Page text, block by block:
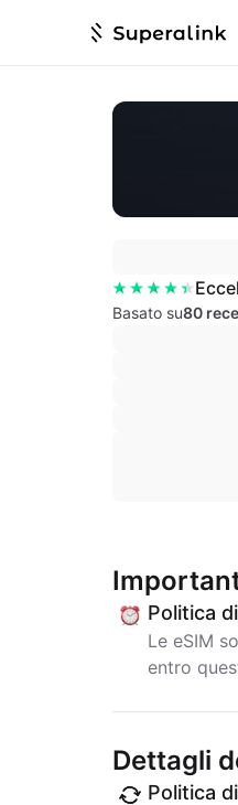
Basato su80
Politica
Le eSIM
entro
Dettagli
Politica